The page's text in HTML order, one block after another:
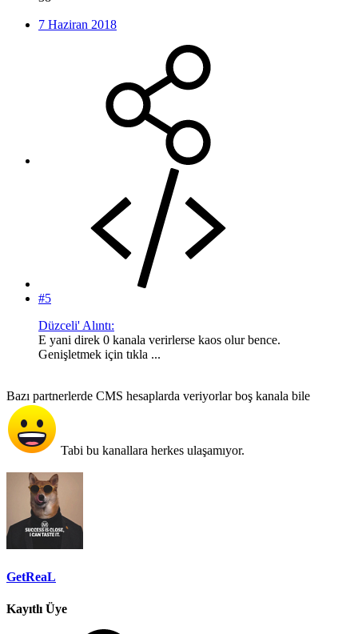
7 Haziran 2018
#5
Düzceli' Alıntı:
E yani direk 0 kanala verirlerse kaos olur bence.
Genişletmek için tıkla ...
Bazı partnerlerde CMS hesaplarda veriyorlar boş kanala bile
Tabi bu kanallara herkes ulaşamıyor.
GetReaL
Kayıtlı Üye